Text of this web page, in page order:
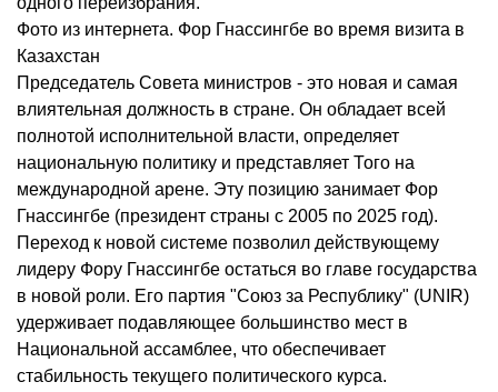
Фото из интернета. Фор Гнассингбе во время визита в
Казахстан
Председатель Совета министров - это новая и самая
влиятельная должность в стране. Он обладает всей
полнотой исполнительной власти, определяет
национальную политику и представляет Того на
международной арене. Эту позицию занимает Фор
Гнассингбе (президент страны с 2005 по 2025 год).
Переход к новой системе позволил действующему
лидеру Фору Гнассингбе остаться во главе государства
в новой роли. Его партия "Союз за Республику" (UNIR)
удерживает подавляющее большинство мест в
Национальной ассамблее, что обеспечивает
стабильность текущего политического курса.